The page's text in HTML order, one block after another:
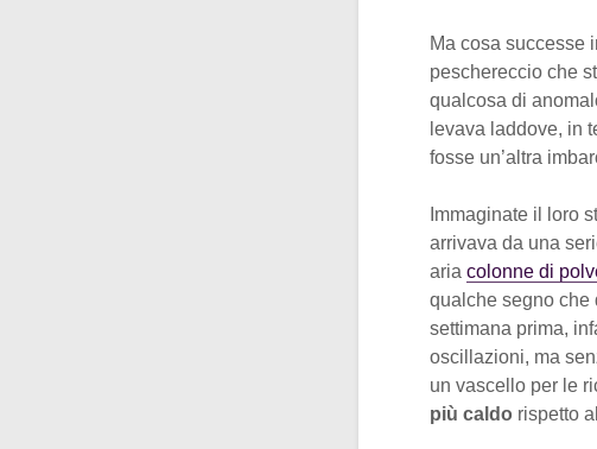
Ma cosa successe
peschereccio che
qualcosa di
levava laddove, in
fosse un’altra
Immaginate il loro
arrivava da una
aria colonne di
qualche segno che
settimana prima,
oscillazioni, ma
un vascello per le
più caldo rispetto